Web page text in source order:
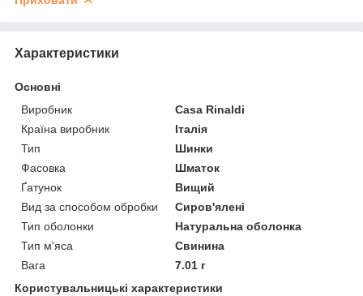
Характеристики
Основні
Виробник
Casa Rinaldi
Країна виробник
Італія
Тип
Шинки
Фасовка
Шматок
Ґатунок
Вищий
Вид за способом обробки
Сиров'ялені
Тип оболонки
Натуральна оболонка
Тип м'яса
Свинина
Вага
7.01 г
Користувальницькі характеристики